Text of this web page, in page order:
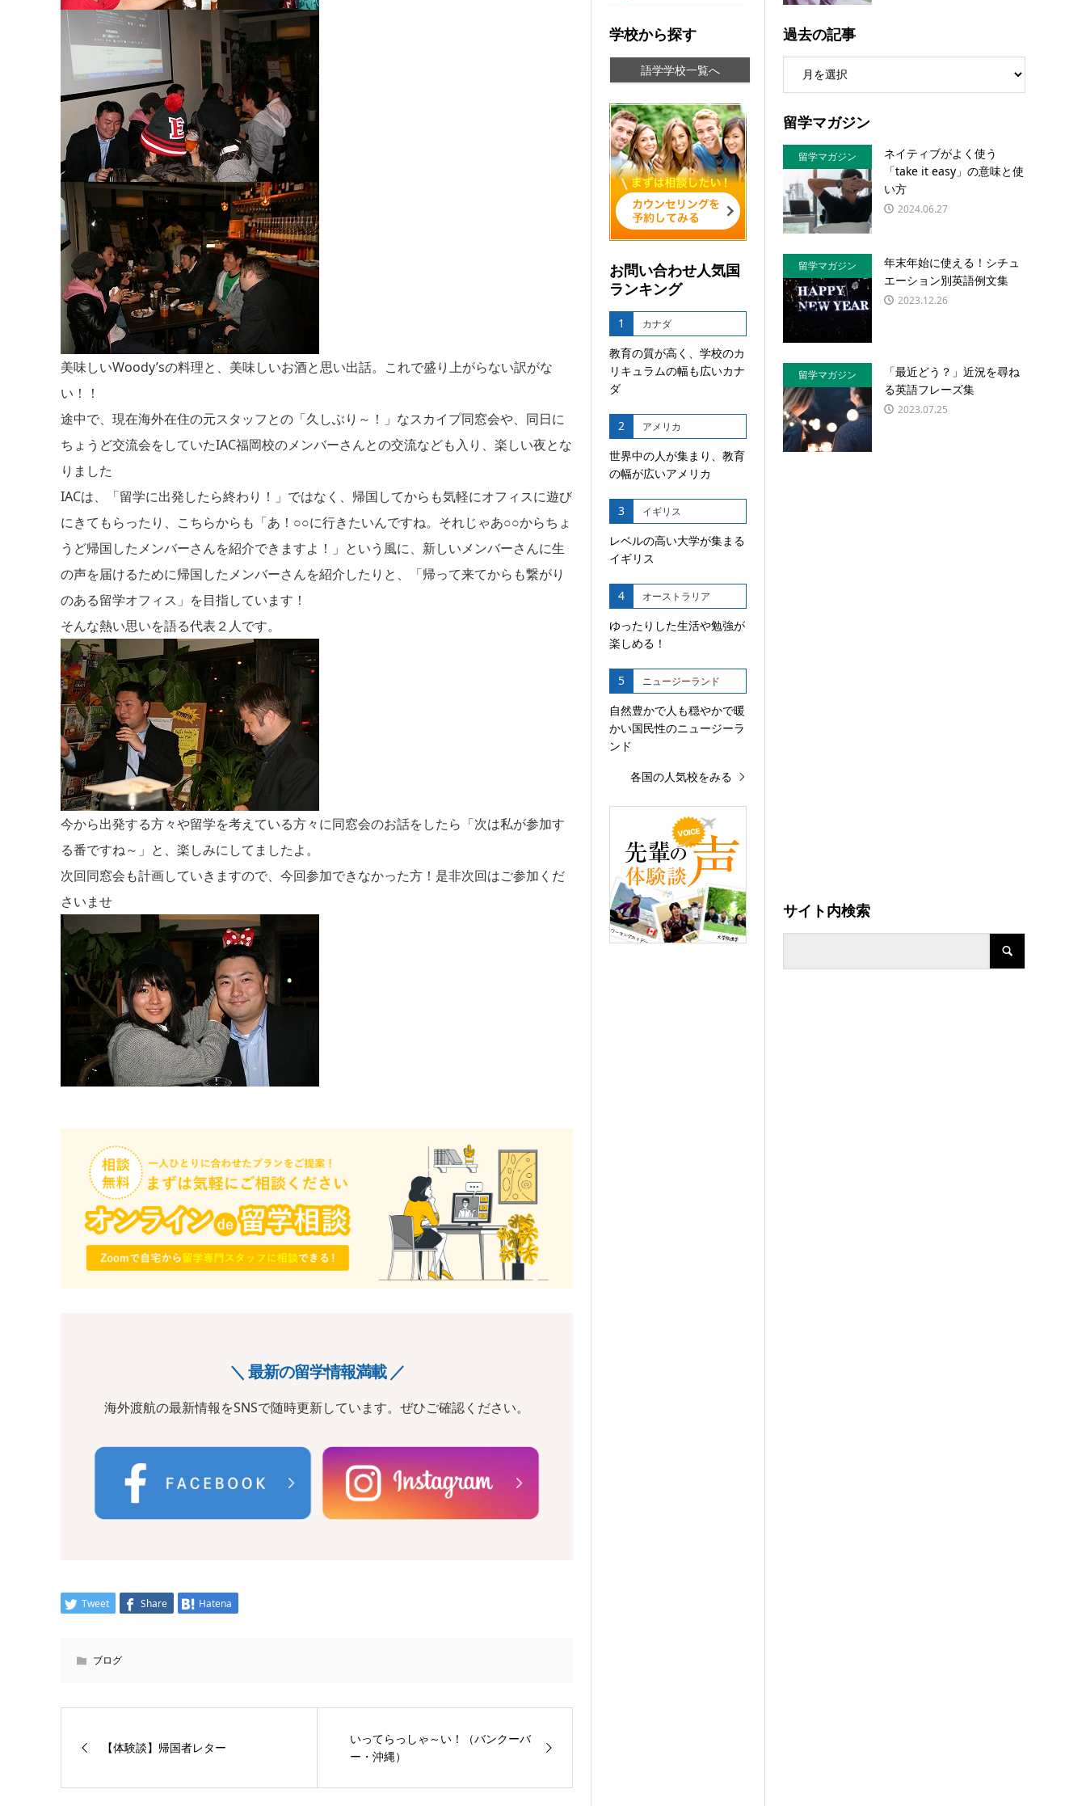
美味しいWoody’sの料理と、美味しいお酒と思い出話。これで盛り上がらない訳がな
い！！
途中で、現在海外在住の元スタッフとの「久しぶり～！」なスカイプ同窓会や、同日に
ちょうど交流会をしていたIAC福岡校のメンバーさんとの交流なども入り、楽しい夜とな
りました
IACは、「留学に出発したら終わり！」ではなく、帰国してからも気軽にオフィスに遊び
にきてもらったり、こちらからも「あ！○○に行きたいんですね。それじゃあ○○からちょ
うど帰国したメンバーさんを紹介できますよ！」という風に、新しいメンバーさんに生
の声を届けるために帰国したメンバーさんを紹介したりと、「帰って来てからも繋がり
のある留学オフィス」を目指しています！
そんな熱い思いを語る代表２人です。
今から出発する方々や留学を考えている方々に同窓会のお話をしたら「次は私が参加す
る番ですね～」と、楽しみにしてましたよ。
次回同窓会も計画していきますので、今回参加できなかった方！是非次回はご参加くだ
さいませ
＼ 最新の留学情報満載 ／
海外渡航の最新情報をSNSで随時更新しています。ぜひご確認ください。
Tweet Share Hatena
ブログ
【体験談】帰国者レター
いってらっしゃ～い！（バンクーバ
ー・沖縄）
学校から探す
語学学校一覧へ
お問い合わせ人気国
ランキング
1 カナダ
教育の質が高く、学校のカ
リキュラムの幅も広いカナ
ダ
2 アメリカ
世界中の人が集まり、教育
の幅が広いアメリカ
3 イギリス
レベルの高い大学が集まる
イギリス
4 オーストラリア
ゆったりした生活や勉強が
楽しめる！
5 ニュージーランド
自然豊かで人も穏やかで暖
かい国民性のニュージーラ
ンド
各国の人気校をみる
過去の記事
留学マガジン
留学マガジン
ネイティブがよく使う
「take it easy」の意味と使
い方
2024.06.27
留学マガジン
年末年始に使える！シチュ
エーション別英語例文集
2023.12.26
留学マガジン
「最近どう？」近況を尋ね
る英語フレーズ集
2023.07.25
サイト内検索